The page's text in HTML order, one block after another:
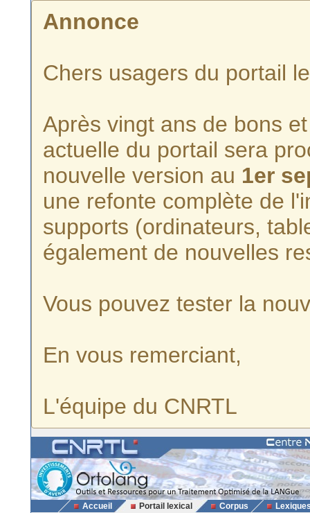
Annonce
Chers usagers du portail
Après vingt ans de bons
actuelle du portail sera
nouvelle version au 1er
une refonte complète de
supports (ordinateurs,
également de nouvelles
Vous pouvez tester la
En vous remerciant,
L'équipe du CNRTL
Accueil Portail lexical Corpus